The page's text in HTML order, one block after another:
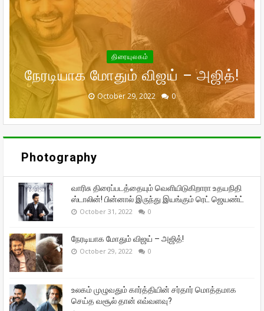
வாரிசு திரைப்படத்தையும்
வெளியிடுகிறாரா உதயநிதி ஸ்டாலின்!
பின்னால் இருந்து இயங்கும் ரெட்
ஜெயண்ட்
October 31, 2022 0
திரையுலகம்
நேரடியாக மோதும் விஜய் – அஜித்!
October 29, 2022 0
உலகம் முழுவதும் கார்த்தியின்
சர்தார் மொத்தமாக செய்த வசூல்
தான் எவ்வளவு?
October 28, 2022 0
பரிதாப நிலையில் வனிதாவின்
முன்னாள் கணவர் பீட்டர் பாலா!
September 29, 2022 0
கணவர் இறந்த பின்னர்
முதன்முதலாக உச்சக்கட்ட
சந்தோஷத்தில் நடிகை மீனா!
September 16, 2022 0
Photography
வாரிசு திரைப்படத்தையும் வெளியிடுகிறாரா உதயநிதி
ஸ்டாலின்! பின்னால் இருந்து இயங்கும் ரெட் ஜெயண்ட்
October 31, 2022 0
நேரடியாக மோதும் விஜய் – அஜித்!
October 29, 2022 0
உலகம் முழுவதும் கார்த்தியின் சர்தார் மொத்தமாக
செய்த வசூல் தான் எவ்வளவு?